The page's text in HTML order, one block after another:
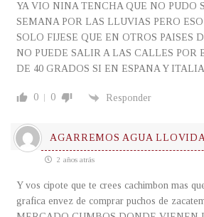
YA VIO NINA TENCHA QUE NO PUDO
SEMANA POR LAS LLUVIAS PERO
SOLO FIJESE QUE EN OTROS PAISES
NO PUEDE SALIR A LAS CALLES POR
DE 40 GRADOS SI EN ESPANA Y
0 0 Responder
AGARREMOS AGUA
2 años atrás
Y vos cipote que te crees cachimbon mas
grafica envez de comprar puchos de